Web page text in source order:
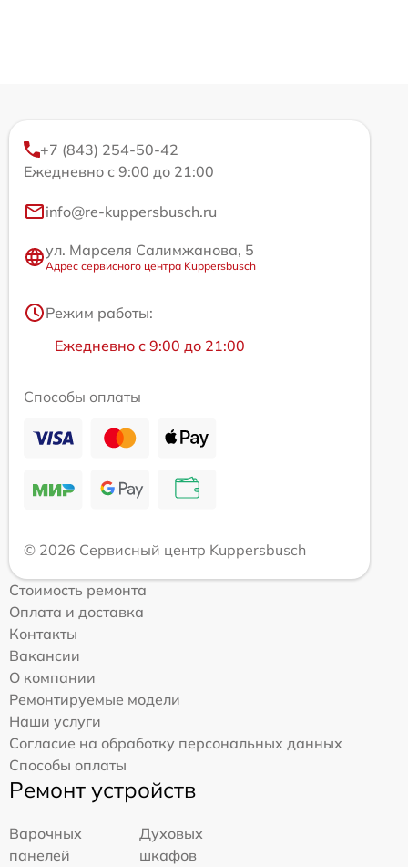
+7 (843) 254-50-42
Ежедневно с 9:00 до 21:00
info@re-kuppersbusch.ru
ул. Марселя Салимжанова, 5
Адрес сервисного центра Kuppersbusch
Режим работы:
Ежедневно с 9:00 до 21:00
Способы оплаты
© 2026 Сервисный центр Kuppersbusch
Стоимость ремонта
Оплата и доставка
Контакты
Вакансии
О компании
Ремонтируемые модели
Наши услуги
Согласие на обработку персональных данных
Способы оплаты
Ремонт устройств
Варочных
панелей
Духовых
шкафов